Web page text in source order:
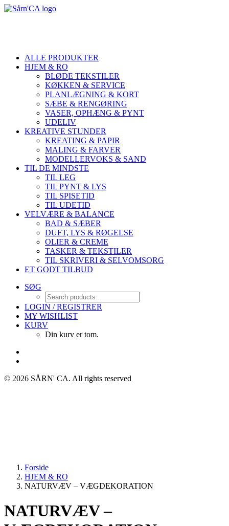
ALLE PRODUKTER
HJEM & RO
BLØDE TEKSTILER
KØKKEN & SERVICE
PLANLÆGNING & KORT
SÆBE & RENGØRING
VASER, OPHÆNG & PYNT
UDELIV
KREATIVE STUNDER
KREATING & PAPIR
MALING & FARVER
MODELLERVOKS & SAND
TIL DE MINDSTE
TIL LEG
TIL PYNT & LYS
TIL SPISETID
TIL UDETID
VELVÆRE & BALANCE
BAD & SÆBER
DUFT, LYS & RØGELSE
OLIER & CREME
TASKER & TEKSTILER
TIL SKRIVERI & SELVOMSORG
ET GODT TILBUD
SØG
LOGIN / REGISTRER
MY WISHLIST
KURV
Din kurv er tom.
© 2026 SÅRN' CA. All rights reserved
Forside
HJEM & RO
NATURVÆV – VÆGDEKORATION
NATURVÆV –